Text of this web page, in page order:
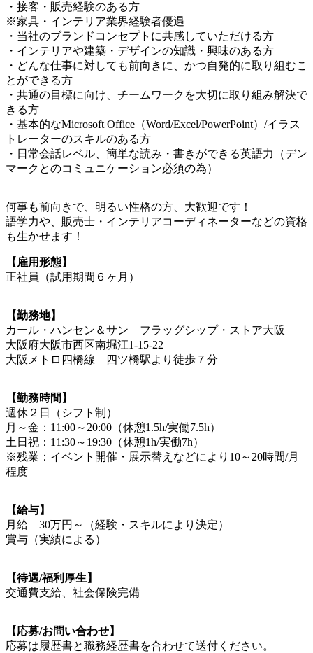
・接客・販売経験のある方
※家具・インテリア業界経験者優遇
・当社のブランドコンセプトに共感していただける方
・インテリアや建築・デザインの知識・興味のある方
・どんな仕事に対しても前向きに、かつ自発的に取り組むこ
とができる方
・共通の目標に向け、チームワークを大切に取り組み解決で
きる方
・基本的なMicrosoft Office（Word/Excel/PowerPoint）/イラス
トレーターのスキルのある方
・日常会話レベル、簡単な読み・書きができる英語力（デン
マークとのコミュニケーション必須の為）
何事も前向きで、明るい性格の方、大歓迎です！
語学力や、販売士・インテリアコーディネーターなどの資格
も生かせます！
【雇用形態】
正社員（試用期間６ヶ月）
【勤務地】
カール・ハンセン＆サン フラッグシップ・ストア大阪
大阪府大阪市西区南堀江1-15-22
大阪メトロ四橋線 四ツ橋駅より徒歩７分
【勤務時間】
週休２日（シフト制）
月～金：11:00～20:00（休憩1.5h/実働7.5h）
土日祝：11:30～19:30（休憩1h/実働7h）
※残業：イベント開催・展示替えなどにより10～20時間/月
程度
【給与】
月給 30万円～（経験・スキルにより決定）
賞与（実績による）
【待遇/福利厚生】
交通費支給、社会保険完備
【応募/お問い合わせ】
応募は履歴書と職務経歴書を合わせて送付ください。